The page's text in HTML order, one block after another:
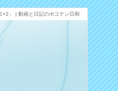
」 | 動画と日記のポコテン日和